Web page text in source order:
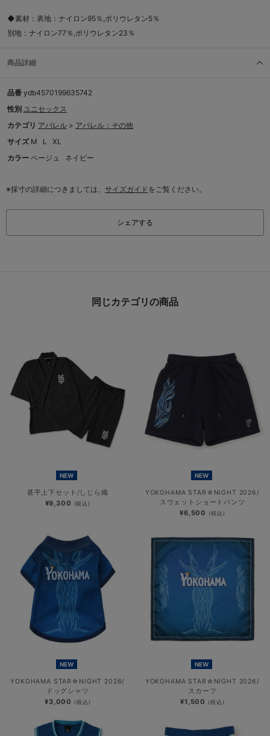
◆素材：表地：ナイロン95％,ポリウレタン5％
別地：ナイロン77％,ポリウレタン23％
商品詳細
品番 ydb4570199635742
性別 ユニセックス
カテゴリ アパレル > アパレル：その他
サイズ M L
XL
カラー ベージュ ネイビー
※採寸の詳細につきましては、 サイズガイドをご覧ください。
シェアする
同じカテゴリの商品
NEW
甚平上下セット/しじら織
¥9,300 (税込)
NEW
YOKOHAMA STAR☆NIGHT 2026/
スウェットショートパンツ
¥6,500 (税込)
NEW
YOKOHAMA STAR☆NIGHT 2026/
ドッグシャツ
¥3,000 (税込)
NEW
YOKOHAMA STAR☆NIGHT 2026/
スカーフ
¥1,500 (税込)